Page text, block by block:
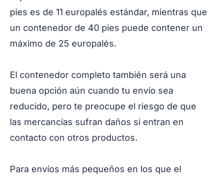
pies es de 11 europalés estándar, mientras que
un contenedor de 40 pies puede contener un
máximo de 25 europalés.
El contenedor completo también será una
buena opción aún cuando tu envío sea
reducido, pero te preocupe el riesgo de que
las mercancías sufran daños si entran en
contacto con otros productos.
Para envíos más pequeños en los que el